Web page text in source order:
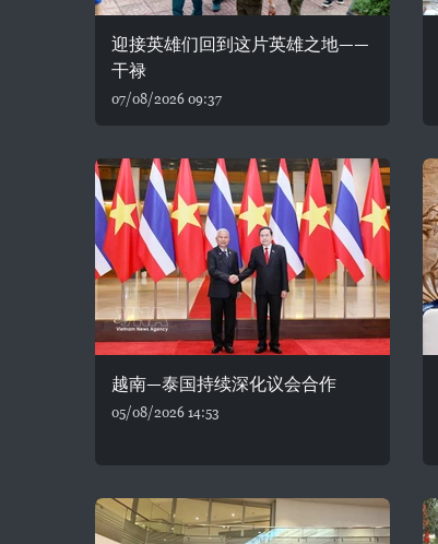
迎接英雄们回到这片英雄之地——
干禄
07/08/2026 09:37
越南—泰国持续深化议会合作
05/08/2026 14:53